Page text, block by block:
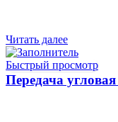
Читать далее
Быстрый просмотр
Передача